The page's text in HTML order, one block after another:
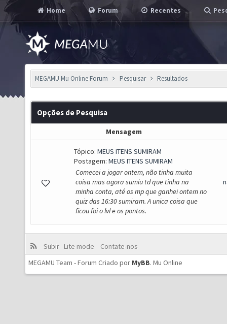
Home Forum Recentes
MEGAMU Mu Online Forum Pesquisar Resultados
Opções de Pesquisa
Mensagem
Tópico: MEUS ITENS SUMIRAM
Postagem: MEUS ITENS SUMIRAM
Comecei a jogar ontem, não tinha muita
coisa mas agora sumiu td que tinha na
minha conta, até os mp que ganhei ontem no
quiz das 16:30 sumiram. A unica coisa que
ficou foi o lvl e os pontos.
Subir Lite mode
Contate-nos
MEGAMU Team - Forum Criado por MyBB. Mu Online